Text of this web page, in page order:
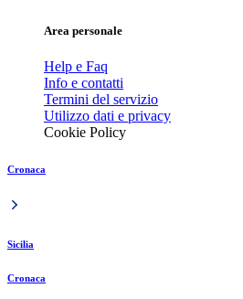
Area personale
Help e Faq
Info e contatti
Termini del servizio
Utilizzo dati e privacy
Cookie Policy
Cronaca
Sicilia
Cronaca